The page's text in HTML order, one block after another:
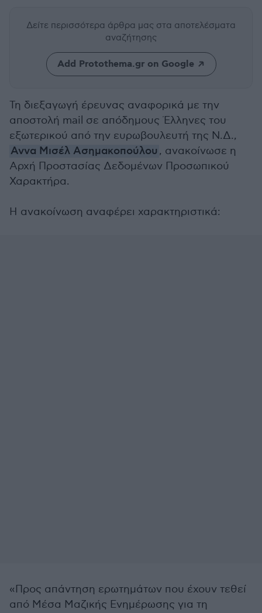
Δείτε περισσότερα άρθρα μας στα αποτελέσματα
αναζήτησης
Add Protothema.gr on Google
Τη διεξαγωγή έρευνας αναφορικά με την
αποστολή mail σε απόδημους Έλληνες του
εξωτερικού από την ευρωβουλευτή της Ν.Δ.,
Αννα Μισέλ Ασημακοπούλου , ανακοίνωσε η
Αρχή Προστασίας Δεδομένων Προσωπικού
Χαρακτήρα.
Η ανακοίνωση αναφέρει χαρακτηριστικά:
«Προς απάντηση ερωτημάτων που έχουν τεθεί
από Μέσα Μαζικής Ενημέρωσης για τη